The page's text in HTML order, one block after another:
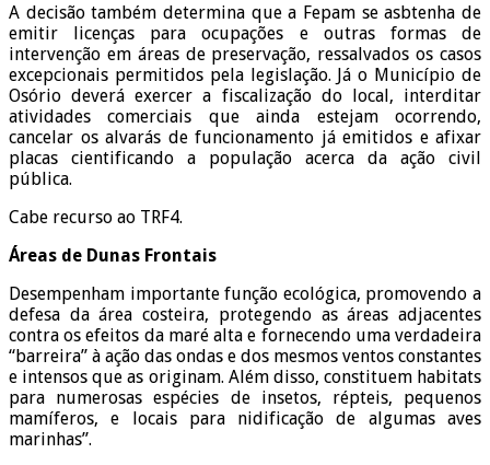
A decisão também determina que a Fepam se asbtenha de
emitir licenças para ocupações e outras formas de
intervenção em áreas de preservação, ressalvados os casos
excepcionais permitidos pela legislação. Já o Município de
Osório deverá exercer a fiscalização do local, interditar
atividades comerciais que ainda estejam ocorrendo,
cancelar os alvarás de funcionamento já emitidos e afixar
placas cientificando a população acerca da ação civil
pública.
Cabe recurso ao TRF4.
Áreas de Dunas Frontais
Desempenham importante função ecológica, promovendo a
defesa da área costeira, protegendo as áreas adjacentes
contra os efeitos da maré alta e fornecendo uma verdadeira
“barreira” à ação das ondas e dos mesmos ventos constantes
e intensos que as originam. Além disso, constituem habitats
para numerosas espécies de insetos, répteis, pequenos
mamíferos, e locais para nidificação de algumas aves
marinhas”.